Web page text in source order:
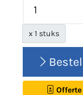
x 1 stuks
Bestel
Offerte